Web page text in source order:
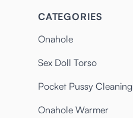
CATEGORIES
Onahole
Sex Doll Torso
Pocket Pussy Cleaning
Onahole Warmer